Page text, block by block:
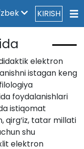
KIRISH
elektron
istagan keng
foydalanishlari
istiqomat
qirg‘iz, tatar millati
shu
elektron